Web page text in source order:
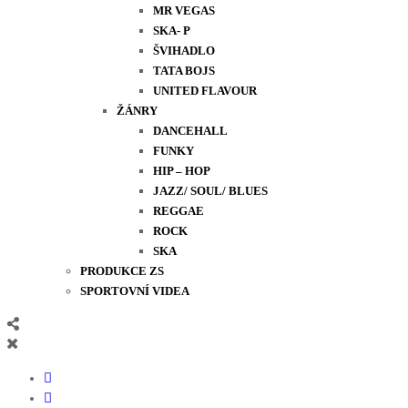
MR VEGAS
SKA- P
ŠVIHADLO
TATA BOJS
UNITED FLAVOUR
ŽÁNRY
DANCEHALL
FUNKY
HIP – HOP
JAZZ/ SOUL/ BLUES
REGGAE
ROCK
SKA
PRODUKCE ZS
SPORTOVNÍ VIDEA